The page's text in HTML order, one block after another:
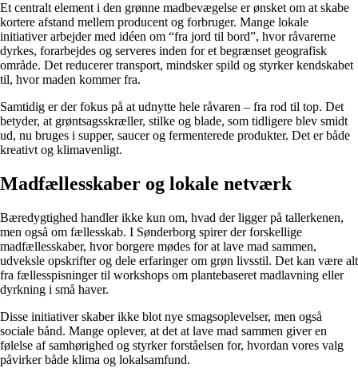
Et centralt element i den grønne madbevægelse er ønsket om at skabe
kortere afstand mellem producent og forbruger. Mange lokale
initiativer arbejder med idéen om “fra jord til bord”, hvor råvarerne
dyrkes, forarbejdes og serveres inden for et begrænset geografisk
område. Det reducerer transport, mindsker spild og styrker kendskabet
til, hvor maden kommer fra.
Samtidig er der fokus på at udnytte hele råvaren – fra rod til top. Det
betyder, at grøntsagsskræller, stilke og blade, som tidligere blev smidt
ud, nu bruges i supper, saucer og fermenterede produkter. Det er både
kreativt og klimavenligt.
Madfællesskaber og lokale netværk
Bæredygtighed handler ikke kun om, hvad der ligger på tallerkenen,
men også om fællesskab. I Sønderborg spirer der forskellige
madfællesskaber, hvor borgere mødes for at lave mad sammen,
udveksle opskrifter og dele erfaringer om grøn livsstil. Det kan være alt
fra fællesspisninger til workshops om plantebaseret madlavning eller
dyrkning i små haver.
Disse initiativer skaber ikke blot nye smagsoplevelser, men også
sociale bånd. Mange oplever, at det at lave mad sammen giver en
følelse af samhørighed og styrker forståelsen for, hvordan vores valg
påvirker både klima og lokalsamfund.